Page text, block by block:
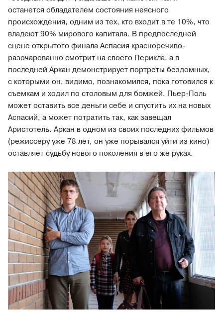
останется обладателем состояния неясного
происхождения, одним из тех, кто входит в те 10%, что
владеют 90% мирового капитала. В предпоследней
сцене открытого финала Аспасия красноречиво-
разочарованно смотрит на своего Перикла, а в
последней Аркан демонстрирует портреты бездомных,
с которыми он, видимо, познакомился, пока готовился к
съемкам и ходил по столовым для бомжей. Пьер-Поль
может оставить все деньги себе и спустить их на новых
Аспасий, а может потратить так, как завещал
Аристотель. Аркан в одном из своих последних фильмов
(режиссеру уже 78 лет, он уже порывался уйти из кино)
оставляет судьбу нового поколения в его же руках.